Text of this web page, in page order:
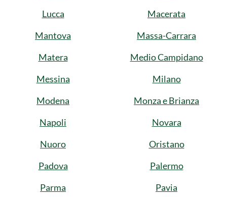
Lucca
Macerata
Mantova
Massa-Carrara
Matera
Medio Campidano
Messina
Milano
Modena
Monza e Brianza
Napoli
Novara
Nuoro
Oristano
Padova
Palermo
Parma
Pavia